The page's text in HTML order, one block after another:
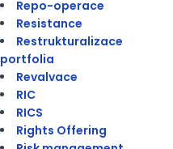
Repo-operace
Resistance
Restrukturalizace
portfolia
Revalvace
RIC
RICS
Rights Offering